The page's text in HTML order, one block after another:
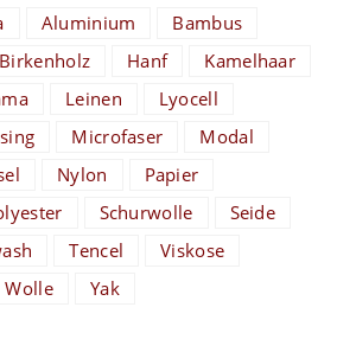
Aluminium
Bambus
Birkenholz Hanf
Kamelhaar
Leinen
Lyocell
Microfaser
Modal
Nylon
Papier
Schurwolle
Seide
Tencel
Viskose
Wolle Yak